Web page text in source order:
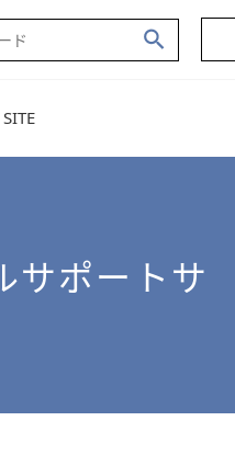
サポートサ